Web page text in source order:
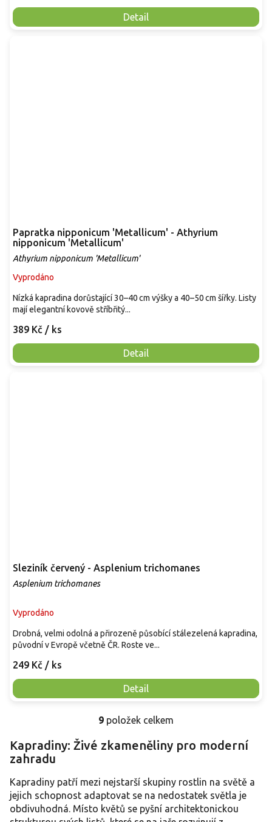
Detail
Papratka nipponicum 'Metallicum' - Athyrium
nipponicum 'Metallicum'
Athyrium nipponicum 'Metallicum'
Vyprodáno
389 Kč / ks
Detail
Nízká kapradina dorůstající 30–40 cm výšky a 40–50 cm šířky. Listy
mají elegantní kovově stříbřitý...
Sleziník červený - Asplenium trichomanes
Asplenium trichomanes
Vyprodáno
249 Kč / ks
Detail
Drobná, velmi odolná a přirozeně působící stálezelená kapradina,
původní v Evropě včetně ČR. Roste ve...
O
l
a
c
í
p
9 položek celkem
Kapradiny: Živé zkameněliny pro moderní
zahradu
Kapradiny patří mezi nejstarší skupiny rostlin na světě a
jejich schopnost adaptovat se na nedostatek světla je
obdivuhodná. Místo květů se pyšní architektonickou